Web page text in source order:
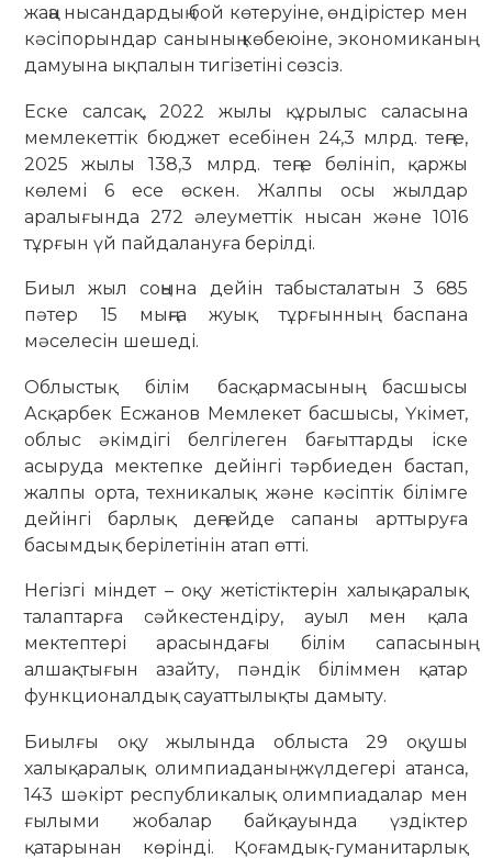
жаңа нысандардың бой көтеруіне, өндірістер мен
кәсіпорындар санының көбеюіне, экономиканың
дамуына ықпалын тигізетіні сөзсіз.
Еске салсақ, 2022 жылы құрылыс саласына
мемлекеттік бюджет есебінен 24,3 млрд. теңге,
2025 жылы 138,3 млрд. теңге бөлініп, қаржы
көлемі 6 есе өскен. Жалпы осы жылдар
аралығында 272 әлеуметтік нысан және 1016
тұрғын үй пайдалануға берілді.
Биыл жыл соңына дейін табысталатын 3 685
пәтер 15 мыңға жуық тұрғынның баспана
мәселесін шешеді.
Облыстық білім басқармасының басшысы
Асқарбек Есжанов Мемлекет басшысы, Үкімет,
облыс әкімдігі белгілеген бағыттарды іске
асыруда мектепке дейінгі тәрбиеден бастап,
жалпы орта, техникалық және кәсіптік білімге
дейінгі барлық деңгейде сапаны арттыруға
басымдық берілетінін атап өтті.
Негізгі міндет – оқу жетістіктерін халықаралық
талаптарға сәйкестендіру, ауыл мен қала
мектептері арасындағы білім сапасының
алшақтығын азайту, пәндік біліммен қатар
функционалдық сауаттылықты дамыту.
Биылғы оқу жылында облыста 29 оқушы
халықаралық олимпиаданың жүлдегері атанса,
143 шәкірт республикалық олимпиадалар мен
ғылыми жобалар байқауында үздіктер
қатарынан көрінді. Қоғамдық-гуманитарлық